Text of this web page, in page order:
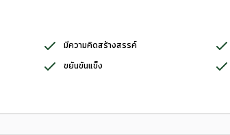
มีความคิดสร้างสรรค์
ขยันขันแข็ง